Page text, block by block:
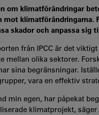
om klimatförändringar
klimatförändringarna.
skador och anpassa sig
från IPCC är det
mellan olika sektorer.
sina begränsningar.
vara en effektiv
min egen, har påpekat
klimatprojekt,